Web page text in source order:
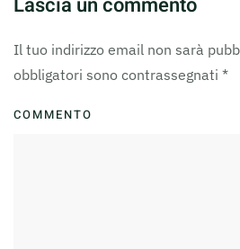
Il tuo indirizzo email non sarà
obbligatori sono contrassegnati *
COMMENTO